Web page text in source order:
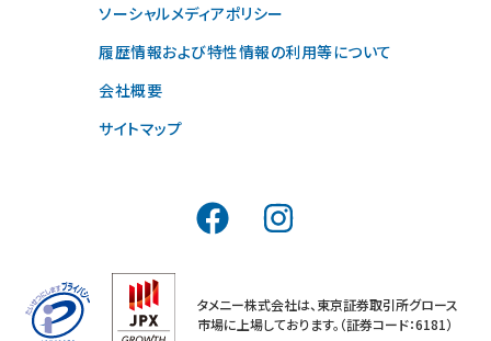
ソーシャルメディアポリシー
履歴情報および特性情報の利用等について
会社概要
サイトマップ
タメニー株式会社は、東京証券取引所グロース
市場に上場しております。（証券コード：6181）